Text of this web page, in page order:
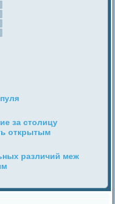
за столицу
открытым
различий меж